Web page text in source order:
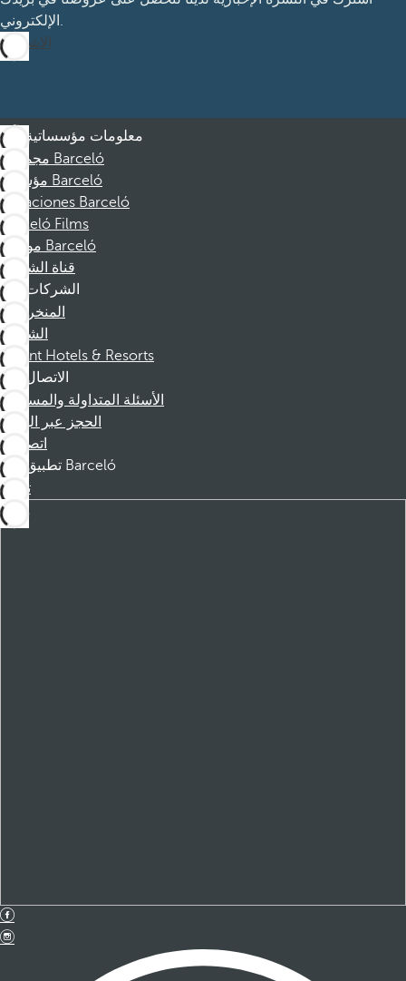
الإلكتروني.
الاشتراك
معلومات مؤسساتية
مجموعة Barceló
مؤسسة Barceló
Vacaciones Barceló
Barceló Films
موظفو Barceló
قناة الشكوى
الشركات
المنخرطين
الشركاء
Dorint Hotels & Resorts
الاتصال
الأسئلة المتداولة والمساعدة
الحجز عبر الهاتف
اتصل بنا
تطبيق Barceló
تنزيل